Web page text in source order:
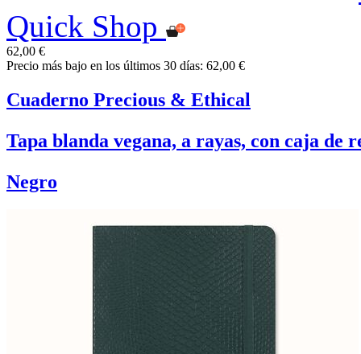
Quick Shop
62,00 €
Precio más bajo en los últimos 30 días: 62,00 €
Cuaderno Precious & Ethical
Tapa blanda vegana, a rayas, con caja de
Negro